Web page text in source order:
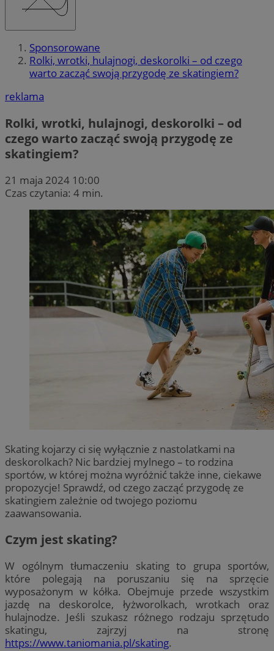
Sponsorowane
Rolki, wrotki, hulajnogi, deskorolki – od czego
warto zacząć swoją przygodę ze skatingiem?
reklama
Rolki, wrotki, hulajnogi, deskorolki – od
czego warto zacząć swoją przygodę ze
skatingiem?
21 maja 2024 10:00
Czas czytania: 4 min.
Skating kojarzy ci się wyłącznie z nastolatkami na
deskorolkach? Nic bardziej mylnego – to rodzina
sportów, w której można wyróżnić także inne, ciekawe
propozycje! Sprawdź, od czego zacząć przygodę ze
skatingiem zależnie od twojego poziomu
zaawansowania.
Czym jest skating?
W ogólnym tłumaczeniu skating to grupa sportów,
które polegają na poruszaniu się na sprzęcie
wyposażonym w kółka. Obejmuje przede wszystkim
jazdę na deskorolce, łyżworolkach, wrotkach oraz
hulajnodze. Jeśli szukasz różnego rodzaju sprzętudo
skatingu, zajrzyj na stronę
https://www.taniomania.pl/skating.